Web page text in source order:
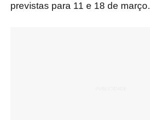
previstas para 11 e 18 de março.